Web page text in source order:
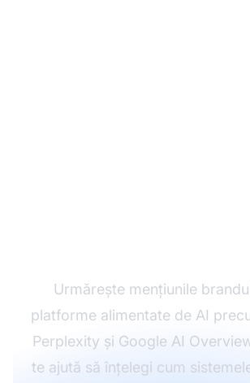
Urmărește mențiunile
platforme alimentate de AI
Perplexity și Google AI
te ajută să înțelegi cum